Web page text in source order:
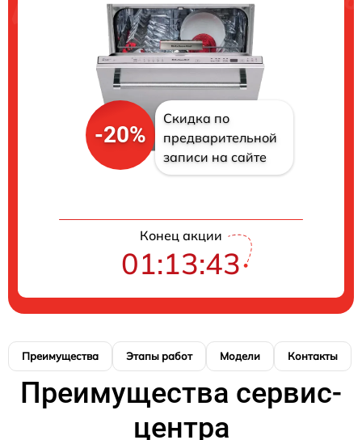
-20%
Скидка по
предварительной
записи на сайте
Конец акции
01:13:42
Преимущества Этапы работ Модели Контакты
Преимущества сервис-
центра